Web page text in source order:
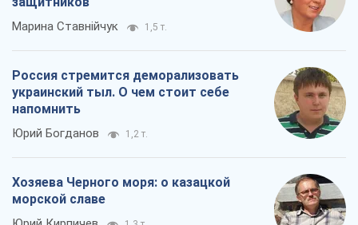
Марина Ставнійчук 1,5 т.
Россия стремится деморализовать
украинский тыл. О чем стоит себе
напомнить
Юрий Богданов 1,2 т.
Хозяева Черного моря: о казацкой
морской славе